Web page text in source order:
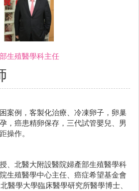
生殖醫學科主任
案例，客製化治療、冷凍卵子，卵巢
，癌患精卵保存，三代試管嬰兒、男
操作。
、北醫大附設醫院婦產部生殖醫學科
生殖醫學中心主任、癌症希望基金會
醫學大學臨床醫學研究所醫學博士、